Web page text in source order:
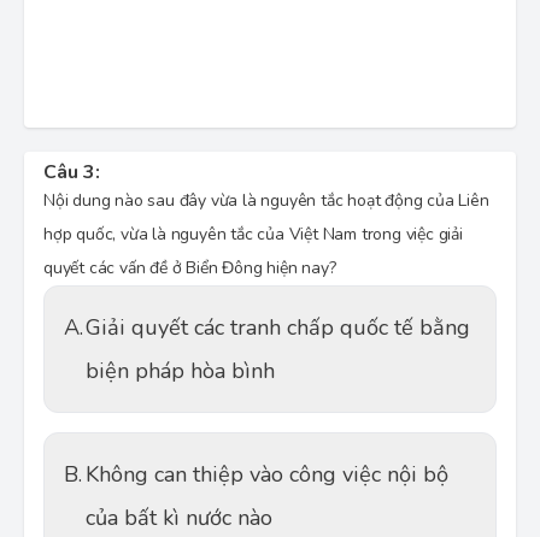
Câu 3:
Nội dung nào sau đây vừa là nguyên tắc hoạt động của Liên
hợp quốc, vừa là nguyên tắc của Việt Nam trong việc giải
quyết các vấn đề ở Biển Đông hiện nay?
A.Giải quyết các tranh chấp quốc tế bằng
biện pháp hòa bình
B. Không can thiệp vào công việc nội bộ
của bất kì nước nào